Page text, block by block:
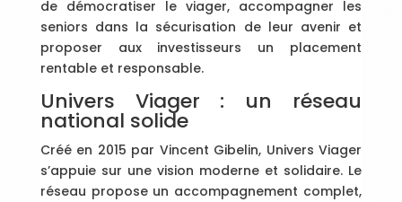
de démocratiser le viager, accompagner les
seniors dans la sécurisation de leur avenir et
proposer aux investisseurs un placement
rentable et responsable.
Univers Viager : un réseau
national solide
Créé en 2015 par Vincent Gibelin, Univers Viager
s’appuie sur une vision moderne et solidaire. Le
réseau propose un accompagnement complet,